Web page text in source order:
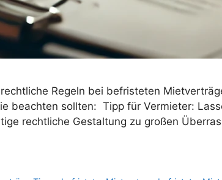
Regeln bei befristeten
beachten sollten: Tipp für Vermieter:
rechtliche Gestaltung zu großen